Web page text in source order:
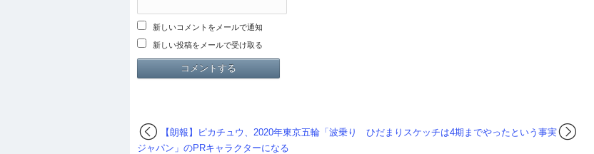
新しいコメントをメールで通知
新しい投稿をメールで受け取る
ひだまりスケッチは4期までやったという事実
【朗報】ピカチュウ、2020年東京五輪「波乗り
ジャパン」のPRキャラクターになる